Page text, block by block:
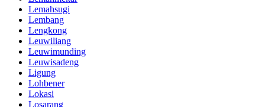
Lemahsugi
Lembang
Lengkong
Leuwiliang
Leuwimunding
Leuwisadeng
Ligung
Lohbener
Lokasi
Losarang